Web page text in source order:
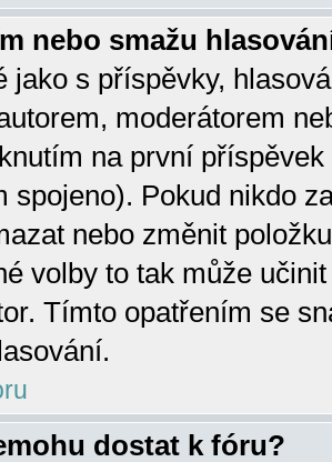
nebo smažu
jako s příspěvky,
moderátorem
na první
spojeno). Pokud nikdo
nebo změnit
volby to tak může
Tímto opatřením se
dostat k fóru?